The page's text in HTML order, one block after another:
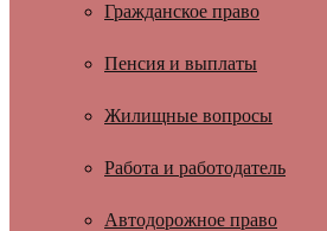
Гражданское право
Пенсия и выплаты
Жилищные вопросы
Работа и работодатель
Автодорожное право